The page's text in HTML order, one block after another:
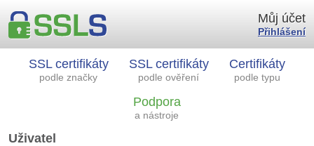
SSL certifikáty
podle značky
SSL certifikáty
podle ověření
Certifikáty
podle typu
Podpora
a nástroje
Můj účet
Přihlášení
Uživatel